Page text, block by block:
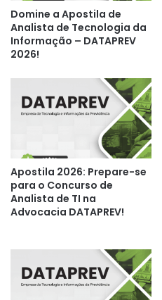
Domine a Apostila de
Analista de Tecnologia da
Informação – DATAPREV
2026!
Apostila 2026: Prepare-se
para o Concurso de
Analista de TI na
Advocacia DATAPREV!